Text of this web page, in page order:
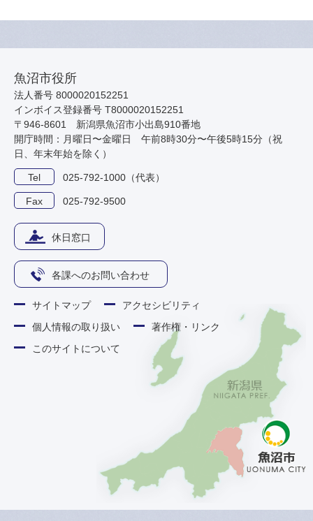
魚沼市役所
法人番号 8000020152251
インボイス登録番号 T8000020152251
〒946-8601 新潟県魚沼市小出島910番地
開庁時間：月曜日〜金曜日 午前8時30分〜午後5時15分（祝
日、年末年始を除く）
Tel 025-792-1000（代表）
Fax 025-792-9500
休日窓口
各課へのお問い合わせ
サイトマップ
アクセシビリティ
個人情報の取り扱い
著作権・リンク
このサイトについて